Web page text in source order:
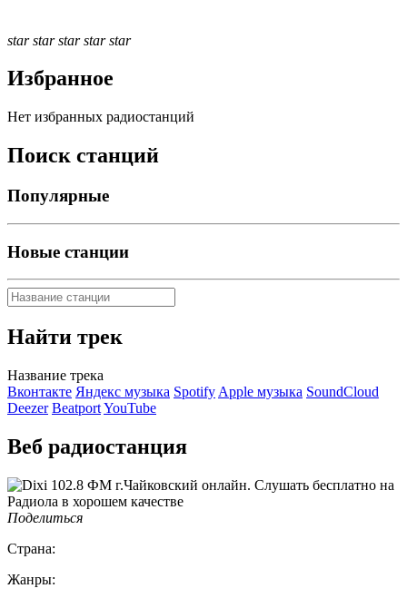
star star star star star
Избранное
Нет избранных радиостанций
Поиск станций
Популярные
Новые станции
Найти трек
Название трека
Вконтакте Яндекс музыка Spotify Apple музыка SoundCloud
Deezer BeatportYouTube
Веб радиостанция
Поделиться
Страна:
Жанры: